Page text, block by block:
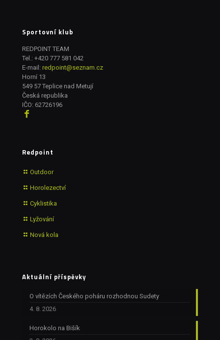
Sportovní klub
REDPOINT TEAM
Tel.: +420 777 581 042
E-mail: redpoint@seznam.cz
Horní 13
549 57 Teplice nad Metují
Česká republika
IČO: 62726196
Redpoint
Outdoor
Horolezectví
Cyklistika
Lyžování
Nová kola
Aktuální příspěvky
O vítězích Českého poháru rozhodnou Sudety
4. 8. 2026
Horokolo na Bišík